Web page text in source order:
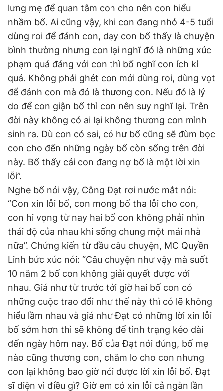
lưng mẹ để quan tâm con cho nên con hiểu
nhầm bố. Ai cũng vậy, khi con đang nhỏ 4-5 tuổi
dùng roi để đánh con, dạy con bố thấy là chuyện
bình thường nhưng con lại nghĩ đó là những xúc
phạm quá đáng với con thì bố nghĩ con ích kỉ
quá. Không phải ghét con mới dùng roi, dùng vọt
để đánh con mà đó là thương con. Nếu đó là lý
do để con giận bố thì con nên suy nghĩ lại. Trên
đời này không có ai lại không thương con mình
sinh ra. Dù con có sai, có hư bố cũng sẽ đùm bọc
con cho đến những ngày bố còn sống trên đời
này. Bố thấy cái con đang nợ bố là một lời xin
lỗi”.
Nghe bố nói vậy, Công Đạt rơi nước mắt nói:
“Con xin lỗi bố, con mong bố tha lỗi cho con,
con hi vọng từ nay hai bố con không phải nhìn
thái độ của nhau khi sống chung một mái nhà
nữa”. Chứng kiến từ đầu câu chuyện, MC Quyền
Linh bức xúc nói: “Câu chuyện như vậy mà suốt
10 năm 2 bố con không giải quyết được với
nhau. Giá như từ trước tới giờ hai bố con có
những cuộc trao đổi như thế này thì có lẽ không
hiểu lầm nhau và giá như Đạt có những lời xin lỗi
bố sớm hơn thì sẽ không để tình trạng kéo dài
đến ngày hôm nay. Bố của Đạt nói đúng, bố mẹ
nào cũng thương con, chăm lo cho con nhưng
con lại không bao giờ nói được lời xin lỗi bố. Đạt
sĩ diện vì điều gì? Giờ em có xin lỗi cả ngàn lần